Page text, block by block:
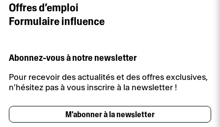
Offres d’emploi
Formulaire influence
Abonnez-vous à notre newsletter
Pour recevoir des actualités et des offres exclusives,
n'hésitez pas à vous inscrire à la newsletter !
M'abonner à la newsletter